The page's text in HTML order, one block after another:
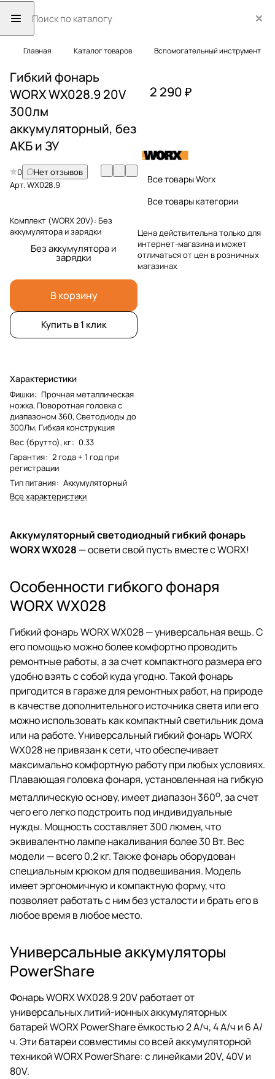
Главная Каталог товаров Вспомогательный инструмент
Гибкий фонарь
WORX WX028.9 20V
300лм
аккумуляторный, без
АКБ и ЗУ
0
Нет отзывов
Арт.WX028.9
Комплект (WORX 20V): Без
аккумулятора и зарядки
Без аккумулятора и
зарядки
В корзину
Купить в 1 клик
Характеристики
Фишки: Прочная металлическая
ножка, Поворотная головка с
диапазоном 360, Светодиоды до
300Лм, Гибкая конструкция
Вес (брутто), кг: 0.33
Гарантия: 2 года + 1 год при
регистрации
Тип питания: Аккумуляторный
Все характеристики
2 290 ₽
Все товары Worx
Все товары категории
Цена действительна только для
интернет-магазина и может
отличаться от цен в розничных
магазинах
Аккумуляторный светодиодный гибкий фонарь
WORX WX028 — освети свой пусть вместе с WORX!
Особенности гибкого фонаря
WORX WX028
Гибкий фонарь WORX WX028 — универсальная вещь. С
его помощью можно более комфортно проводить
ремонтные работы, а за счет компактного размера его
удобно взять с собой куда угодно. Такой фонарь
пригодится в гараже для ремонтных работ, на природе
в качестве дополнительного источника света или его
можно использовать как компактный светильник дома
или на работе. Универсальный гибкий фонарь WORX
WX028 не привязан к сети, что обеспечивает
максимально комфортную работу при любых условиях.
Плавающая головка фонаря, установленная на гибкую
металлическую основу, имеет диапазон 360o, за счет
чего его легко подстроить под индивидуальные
нужды. Мощность составляет 300 люмен, что
эквивалентно лампе накаливания более 30 Вт. Вес
модели — всего 0,2 кг. Также фонарь оборудован
специальным крюком для подвешивания. Модель
имеет эргономичную и компактную форму, что
позволяет работать с ним без усталости и брать его в
любое время в любое место.
Универсальные аккумуляторы
PowerShare
Фонарь WORX WX028.9 20V работает от
универсальных литий-ионных аккумуляторных
батарей WORX PowerShare ёмкостью 2 А/ч, 4 А/ч и 6 А/
ч. Эти батареи совместимы со всей аккумуляторной
техникой WORX PowerShare: с линейками 20V, 40V и
80V.